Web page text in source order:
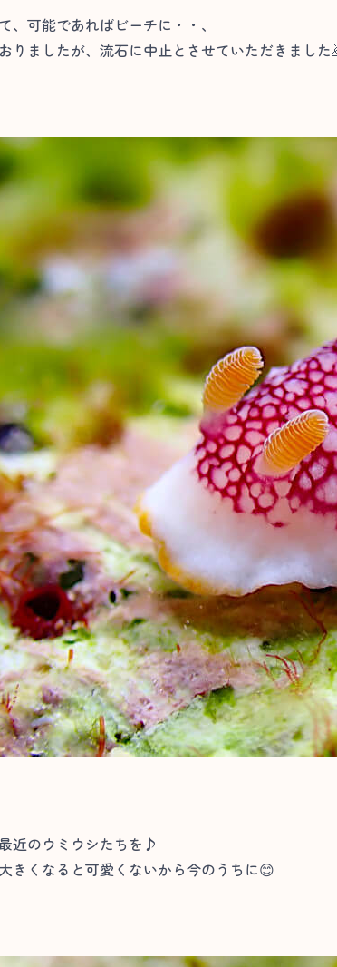
、可能であればビーチに・・、
りましたが、流石に中止とさせていただきました
近のウミウシたちを♪
きくなると可愛くないから今のうちに😊